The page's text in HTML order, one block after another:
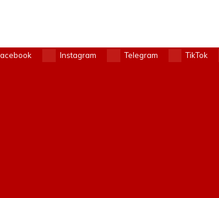
Instagram Telegram TikTok